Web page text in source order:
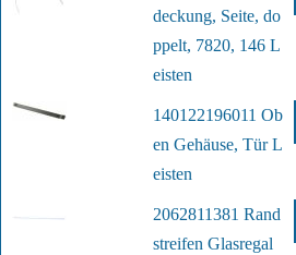
deckung, Seite, do
ppelt, 7820, 146 L
eisten
140122196011 Ob
en Gehäuse, Tür L
eisten
2062811381 Rand
streifen Glasregal